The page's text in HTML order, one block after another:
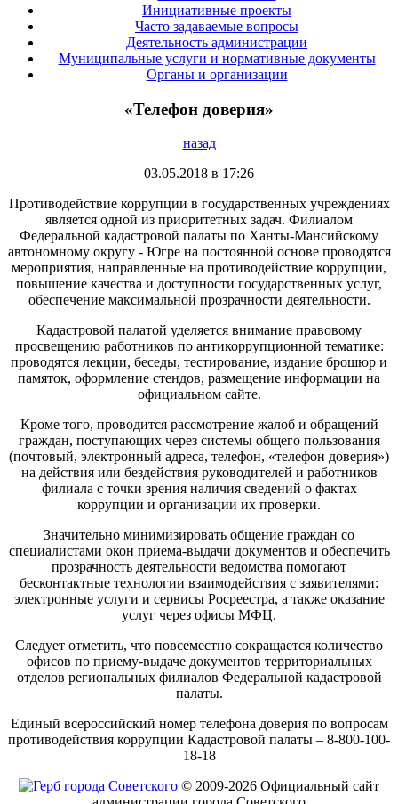
Инициативные проекты
Часто задаваемые вопросы
Деятельность администрации
Муниципальные услуги и нормативные документы
Органы и организации
«Телефон доверия»
назад
03.05.2018 в 17:26
Противодействие коррупции в государственных учреждениях
является одной из приоритетных задач. Филиалом
Федеральной кадастровой палаты по Ханты-Мансийскому
автономному округу - Югре на постоянной основе проводятся
мероприятия, направленные на противодействие коррупции,
повышение качества и доступности государственных услуг,
обеспечение максимальной прозрачности деятельности.
Кадастровой палатой уделяется внимание правовому
просвещению работников по антикоррупционной тематике:
проводятся лекции, беседы, тестирование, издание брошюр и
памяток, оформление стендов, размещение информации на
официальном сайте.
Кроме того, проводится рассмотрение жалоб и обращений
граждан, поступающих через системы общего пользования
(почтовый, электронный адреса, телефон, «телефон доверия»)
на действия или бездействия руководителей и работников
филиала с точки зрения наличия сведений о фактах
коррупции и организации их проверки.
Значительно минимизировать общение граждан со
специалистами окон приема-выдачи документов и обеспечить
прозрачность деятельности ведомства помогают
бесконтактные технологии взаимодействия с заявителями:
электронные услуги и сервисы Росреестра, а также оказание
услуг через офисы МФЦ.
Следует отметить, что повсеместно сокращается количество
офисов по приему-выдаче документов территориальных
отделов региональных филиалов Федеральной кадастровой
палаты.
Единый всероссийский номер телефона доверия по вопросам
противодействия коррупции Кадастровой палаты – 8-800-100-
18-18
© 2009-2026 Официальный сайт